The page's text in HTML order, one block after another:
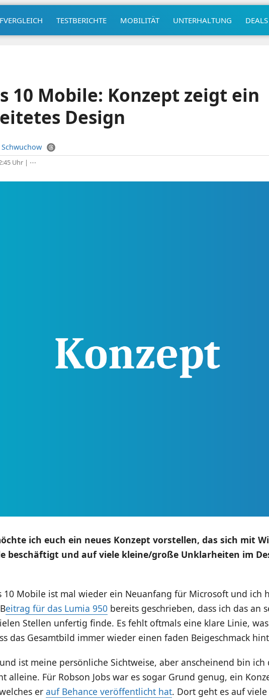
TESTBERICHTE MOBILITÄT UNTERHALTUNG DEALS
10 Mobile: Konzept zeigt ein
Design
Uhr| ⋯
ich euch ein neues Konzept vorstellen, das sich mit
beschäftigt und auf viele kleine/große Unklarheiten im
10 Mobile ist mal wieder ein Neuanfang für Microsoft und ich
eitrag für das Lumia 950bereits geschrieben, dass ich das an
Stellen unfertig finde. Es fehlt oftmals eine klare Linie,
das Gesamtbild immer wieder einen faden Beigeschmack
ist meine persönliche Sichtweise, aber anscheinend bin ich
alleine. Für Robson Jobs war es sogar Grund genug, ein
er auf Behance veröffentlicht hat. Dort geht es auf